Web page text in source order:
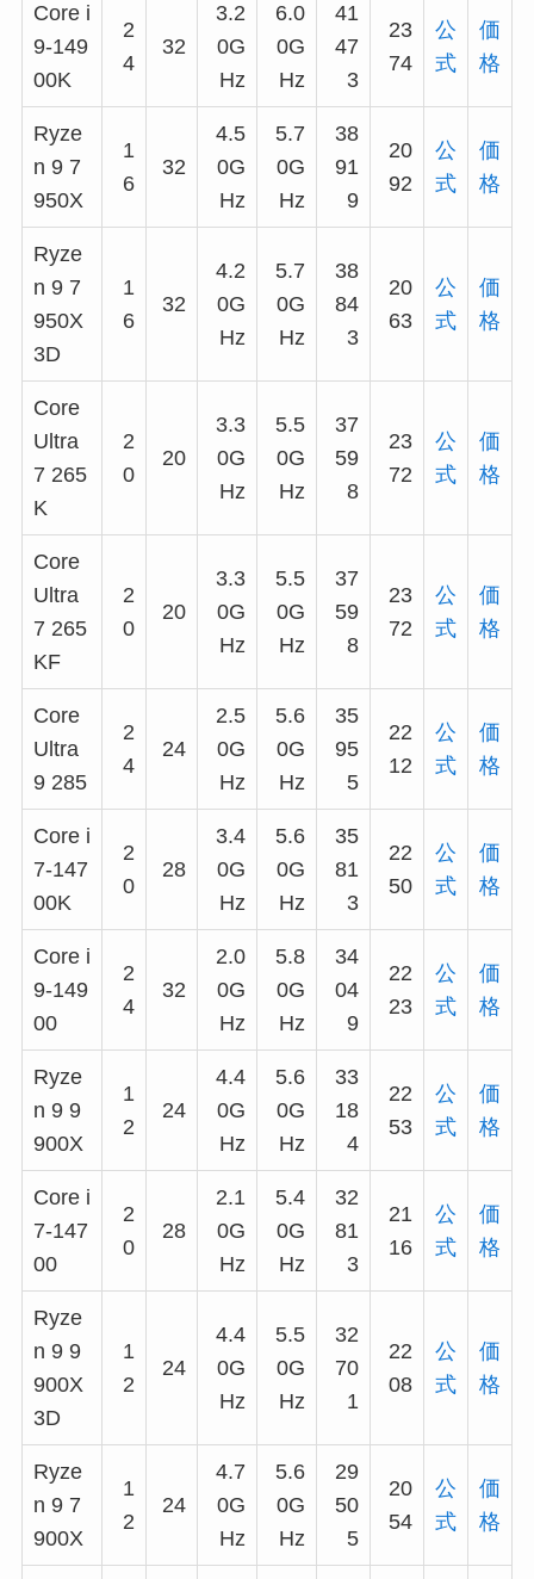
Core i
9-149
00K
2
4
32
3.2
0G
Hz
6.0
0G
Hz
41
47
3
23
74
公
式
価
格
Ryze
n 9 7
950X
1
6
32
4.5
0G
Hz
5.7
0G
Hz
38
91
9
20
92
公
式
価
格
Ryze
n 9 7
950X
3D
1
6
32
4.2
0G
Hz
5.7
0G
Hz
38
84
3
20
63
公
式
価
格
Core
Ultra
7 265
K
2
0
20
3.3
0G
Hz
5.5
0G
Hz
37
59
8
23
72
公
式
価
格
Core
Ultra
7 265
KF
2
0
20
3.3
0G
Hz
5.5
0G
Hz
37
59
8
23
72
公
式
価
格
Core
Ultra
9 285
2
4
24
2.5
0G
Hz
5.6
0G
Hz
35
95
5
22
12
公
式
価
格
Core i
7-147
00K
2
0
28
3.4
0G
Hz
5.6
0G
Hz
35
81
3
22
50
公
式
価
格
Core i
9-149
00
2
4
32
2.0
0G
Hz
5.8
0G
Hz
34
04
9
22
23
公
式
価
格
Ryze
n 9 9
900X
1
2
24
4.4
0G
Hz
5.6
0G
Hz
33
18
4
22
53
公
式
価
格
Core i
7-147
00
2
0
28
2.1
0G
Hz
5.4
0G
Hz
32
81
3
21
16
公
式
価
格
Ryze
n 9 9
900X
3D
1
2
24
4.4
0G
Hz
5.5
0G
Hz
32
70
1
22
08
公
式
価
格
Ryze
n 9 7
900X
1
2
24
4.7
0G
Hz
5.6
0G
Hz
29
50
5
20
54
公
式
価
格